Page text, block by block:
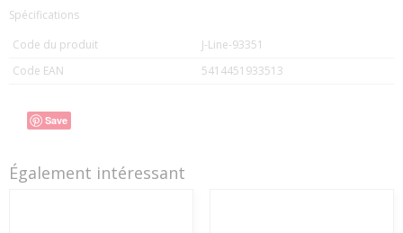
Spécifications
Code du produit
J-Line-93351
Code EAN
5414451933513
Save
Également intéressant